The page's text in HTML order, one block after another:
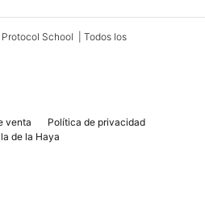
School | Todos los
venta
Política de privacidad
de la Haya